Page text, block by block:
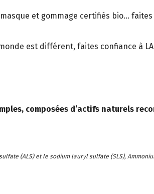
et gommage certifiés bio…
est différent, faites confiance à LA
composées d’actifs naturels
(ALS) et le sodium lauryl sulfate (SLS),